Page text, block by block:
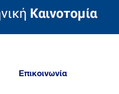
Επικοινωνία